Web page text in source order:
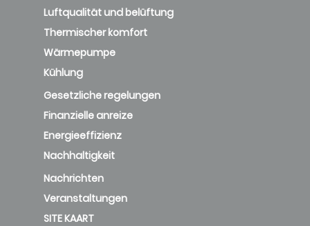
Luftqualität und belüftung
Thermischer komfort
Wärmepumpe
Kühlung
Gesetzliche regelungen
Finanzielle anreize
Energieeffizienz
Nachhaltigkeit
Nachrichten
Veranstaltungen
SITE KAART